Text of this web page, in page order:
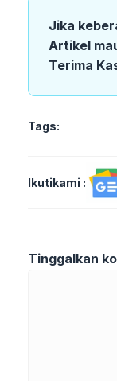
Jika
Artikel
Terima
Tags:
Ikutikami :
Tinggalkan